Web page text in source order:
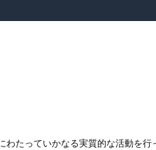
わたっていかなる実質的な活動を